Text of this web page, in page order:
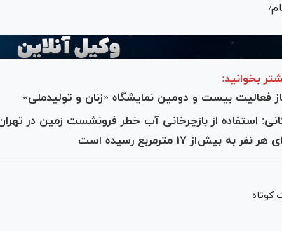
بخوانید:
فعالیت بیست و دومین نمایشگاه «زنان و تولیدملی»
استفاده از بازچرخانی آب خطر فرونشست زمین در
به بیش‌از ۱۷ مترمربع رسیده‌ است
کوتاه